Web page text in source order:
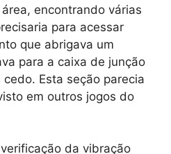
encontrando várias
para acessar
que abrigava um
para a caixa de junção
Esta seção parecia
em outros jogos do
da vibração